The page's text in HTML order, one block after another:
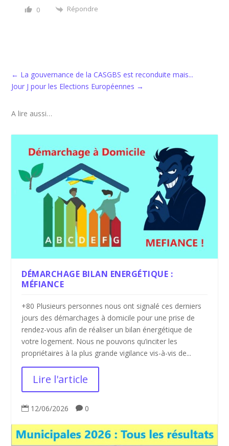
0 Répondre
← La gouvernance de la CASGBS est reconduite mais...
Jour J pour les Elections Européennes →
A lire aussi…
DÉMARCHAGE BILAN ENERGÉTIQUE :
MÉFIANCE
+80 Plusieurs personnes nous ont signalé ces derniers
jours des démarchages à domicile pour une prise de
rendez-vous afin de réaliser un bilan énergétique de
votre logement. Nous ne pouvons qu’inciter les
propriétaires à la plus grande vigilance vis-à-vis de...
Lire l'article
 12/06/2026  0